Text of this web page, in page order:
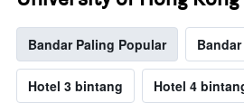
Bandar Paling Popular
Hotel 3 bintang Hotel 4